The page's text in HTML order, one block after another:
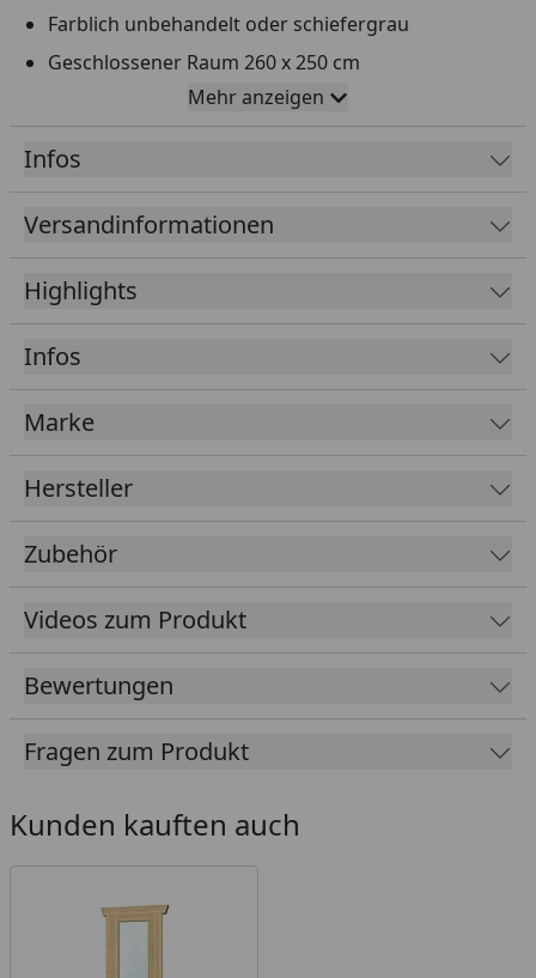
Farblich unbehandelt oder schiefergrau
Geschlossener Raum 260 x 250 cm
Seitliche Überdachung 267 x 250 cm mit Rückwand
und Brüstung (links oder rechts montierbar)
Seitliche Überdachung 163 x 250 cm mit
Lamellenwänden
Hochwertiges nordisches Fichtenholz
Einfachnut und Feder
Tür mit Echtglas und aufgesetzten Sprossen
oder weggelassen werden)
Durchgangsmaß Tür B x H 78,5 x 179,5 cm
Dach 19 mm Profilschalung mit Nut und Feder
Aufgrund geringer Dachneigung Eindeckung mit
Dachschindeln nicht möglich (KSK-M Dachbahnen
sind optional als Zubehör erhältlich)
Tipp: Unter folgendemLinkfinden Sie unseren
Kaufberater , der Ihnen erklärt, welches Zubehör
welches Zubehör Sie optional wählen können.
Farbliche
Naturbelassen,
Mehr anzeigen
Infos
Versandinformationen
Highlights
Infos
Marke
Hersteller
Zubehör
Videos zum Produkt
Bewertungen
Fragen zum Produkt
Kunden kauften auch